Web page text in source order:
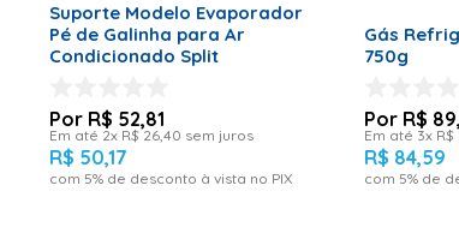
Suporte Modelo Evaporador
Pé de Galinha para Ar
Condicionado Split
R$ 52,81
Em até 2x R$ 26 ,40 sem juros
R$ 50,17
com 5% de desconto à vista no PIX
Gás
750g
R$ 89,
Em até 3x R$
R$ 84,59
com 5% de